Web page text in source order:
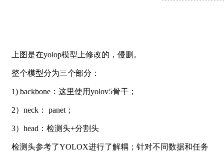
上图是在yolop模型上修改的，侵删。
整个模型分为三个部分：
1) backbone：这里使用yolov5骨干；
2）neck： panet；
3）head：检测头+分割头
检测头参考了YOLOX进行了解耦；针对不同数据和任务